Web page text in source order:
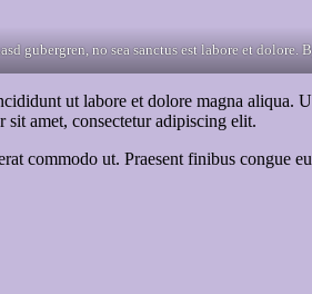
gubergren, no sea sanctus est labore et dolore.
ut labore et dolore magna
amet, consectetur adipiscing elit.
commodo ut. Praesent finibus congue